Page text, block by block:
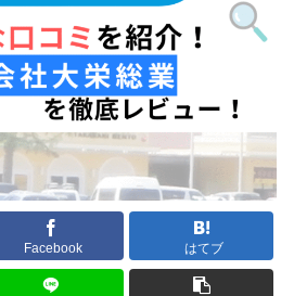
Facebook はてブ